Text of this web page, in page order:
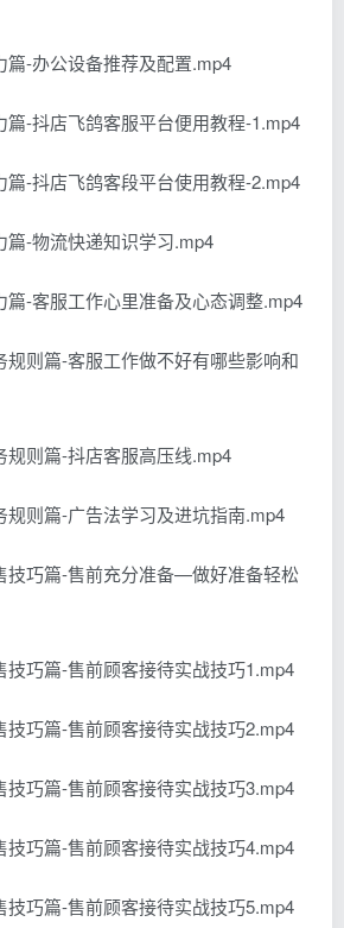
篇-办公设备推荐及配置.mp4
篇-抖店飞鸽客服平台便用教程-1.mp4
篇-抖店飞鸽客段平台使用教程-2.mp4
篇-物流快递知识学习.mp4
篇-客服工作心里准备及心态调整.mp4
规则篇-客服工作做不好有哪些影响和
规则篇-抖店客服高压线.mp4
规则篇-广告法学习及进坑指南.mp4
技巧篇-售前充分准备—做好准备轻松
技巧篇-售前顾客接待实战技巧1.mp4
技巧篇-售前顾客接待实战技巧2.mp4
技巧篇-售前顾客接待实战技巧3.mp4
技巧篇-售前顾客接待实战技巧4.mp4
技巧篇-售前顾客接待实战技巧5.mp4